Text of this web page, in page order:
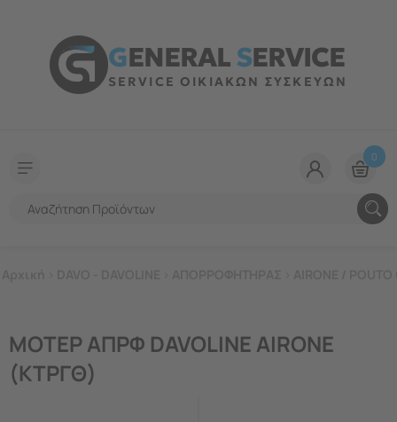
GENERALSERVICE
SERVICE ΟΙΚΙΑΚΩΝ ΣΥΣΚΕΥΩΝ
0
ΜΟΤΕΡ ΑΠΡΦ DAVOLINE AIRONE
(ΚΤΡΓΘ)